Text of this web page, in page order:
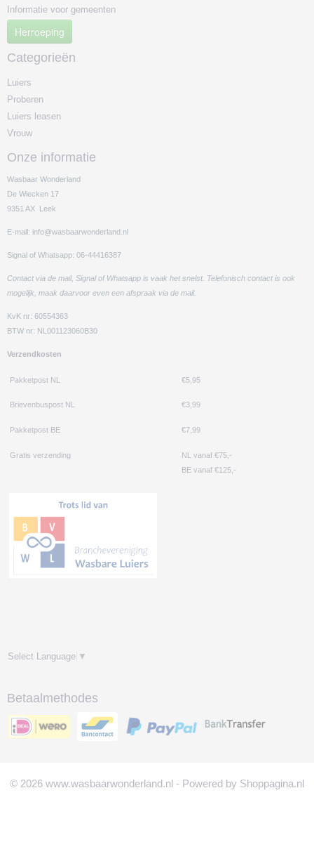
Informatie voor gemeenten
Herroeping
Categorieën
Luiers
Proberen
Luiers leasen
Vrouw
Onze informatie
Wasbaar Wonderland
De Wiecken 17
9351 AX Leek
E-mail: info@wasbaarwonderland.nl
Signal of Whatsapp: 06-44416387
Contact via de mail, Signal of Whatsapp is vaak het snelst. Telefonisch contact is ook
mogelijk, maak daarvoor even een afspraak via de mail.
KvK nr: 60554363
BTW nr: NL001123060B30
Verzendkosten
Pakketpost NL €5,95
Brievenbuspost NL €3,99
Pakketpost BE €7,99
Gratis verzending
NL vanaf €75,-
BE vanaf €125,-
Select Language ▼
Betaalmethodes
© 2026 www.wasbaarwonderland.nl - Powered by Shoppagina.nl